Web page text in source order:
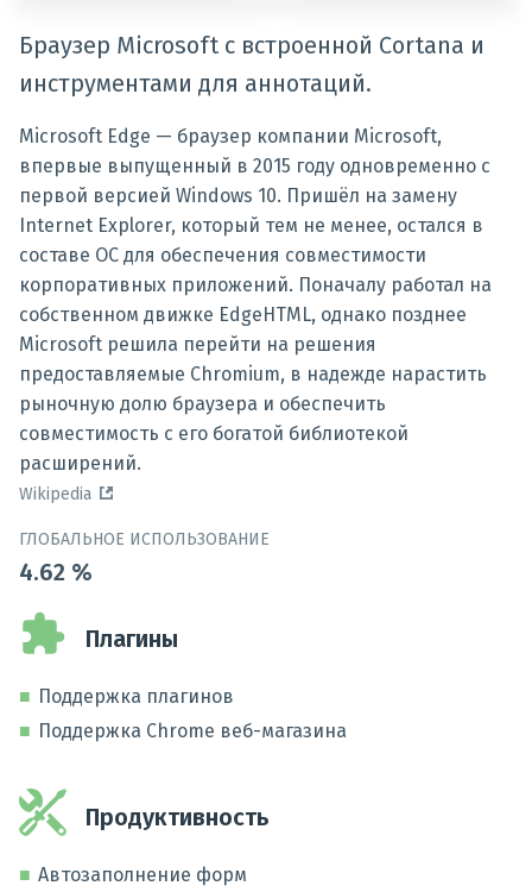
Браузер Microsoft с встроенной Cortana и
инструментами для аннотаций.
Microsoft Edge — браузер компании Microsoft,
впервые выпущенный в 2015 году одновременно с
первой версией Windows 10. Пришёл на замену
Internet Explorer, который тем не менее, остался в
составе ОС для обеспечения совместимости
корпоративных приложений. Поначалу работал на
собственном движке EdgeHTML, однако позднее
Microsoft решила перейти на решения
предоставляемые Chromium, в надежде нарастить
рыночную долю браузера и обеспечить
совместимость с его богатой библиотекой
расширений.
Wikipedia
ГЛОБАЛЬНОЕ ИСПОЛЬЗОВАНИЕ
4.62 %
Плагины
Поддержка плагинов
Поддержка Chrome веб-магазина
Продуктивность
Автозаполнение форм